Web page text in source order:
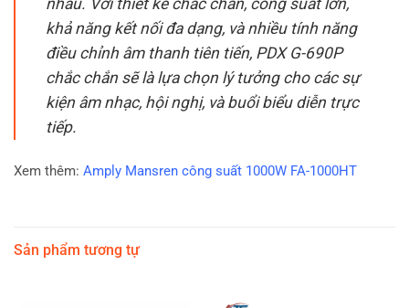
nhau. Với thiết kế chắc chắn, công suất lớn,
khả năng kết nối đa dạng, và nhiều tính năng
điều chỉnh âm thanh tiên tiến, PDX G-690P
chắc chắn sẽ là lựa chọn lý tưởng cho các sự
kiện âm nhạc, hội nghị, và buổi biểu diễn trực
tiếp.
Xem thêm: Amply Mansren công suất 1000W FA-1000HT
Sản phẩm tương tự